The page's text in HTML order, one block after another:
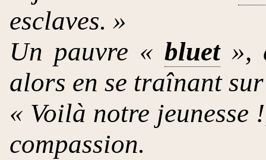
esclaves. »
Un pauvre « bluet»,
alors en se traînant
« Voilà notre jeunesse
compassion.